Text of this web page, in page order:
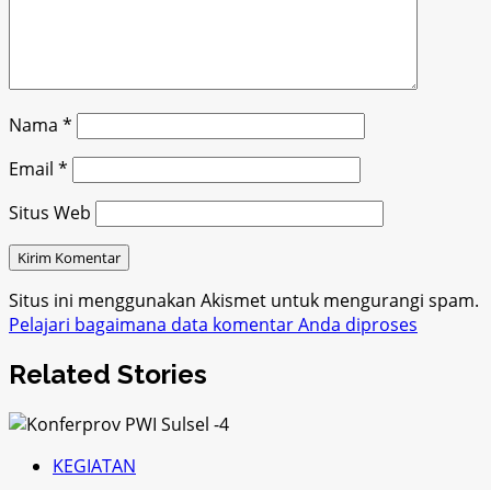
Nama *
Email *
Situs Web
Situs ini menggunakan Akismet untuk mengurangi spam.
Pelajari bagaimana data komentar Anda diproses
Related Stories
KEGIATAN